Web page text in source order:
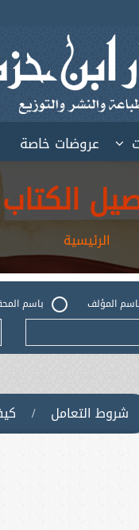
عروضات خاصة
الكتاب
الرئيسية
المؤلف باسم
شروط التعامل /